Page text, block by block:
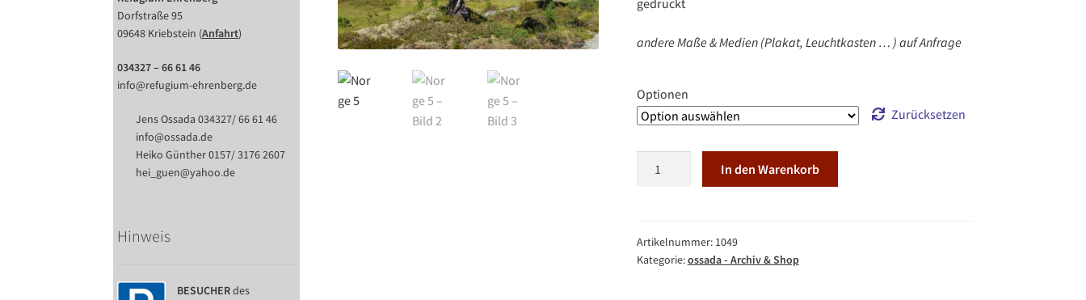
gedruckt
andere Maße & Medien (Plakat, Leuchtkasten … ) auf Anfrage
Optionen
Zurücksetzen
In den Warenkorb
Artikelnummer: 1049
Kategorie:ossada - Archiv & Shop
Dorfstraße 95
09648 Kriebstein (Anfahrt)
034327 – 66 61 46
info@refugium-ehrenberg.de
Jens Ossada 034327/ 66 61 46
info@ossada.de
Heiko Günther 0157/ 3176 2607
hei_guen@yahoo.de
Hinweis
BESUCHERdes